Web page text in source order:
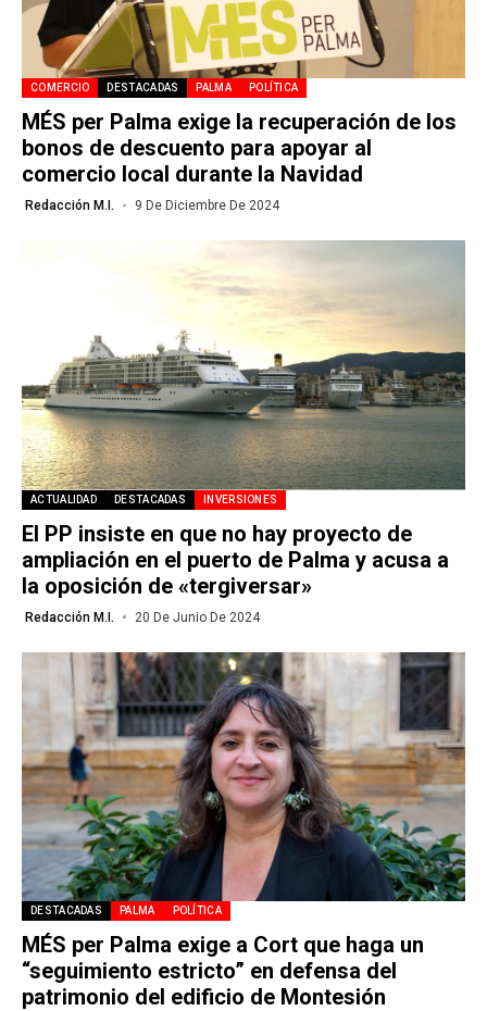
COMERCIO DESTACADAS PALMA POLÍTICA
MÉS per Palma exige la recuperación de los
bonos de descuento para apoyar al
comercio local durante la Navidad
Redacción M.I. 9 De Diciembre De 2024
ACTUALIDAD DESTACADAS INVERSIONES
El PP insiste en que no hay proyecto de
ampliación en el puerto de Palma y acusa a
la oposición de «tergiversar»
Redacción M.I. 20 De Junio De 2024
DESTACADAS PALMA POLÍTICA
MÉS per Palma exige a Cort que haga un
“seguimiento estricto” en defensa del
patrimonio del edificio de Montesión